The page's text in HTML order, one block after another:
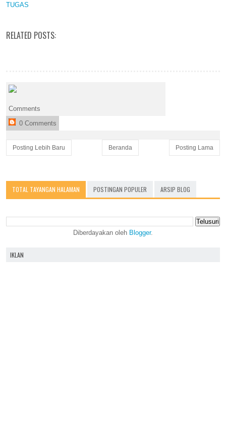
TUGAS
RELATED POSTS:
Comments
0 Comments
Posting Lebih Baru Posting Lama
Beranda
TOTAL TAYANGAN HALAMAN POSTINGAN POPULER ARSIP BLOG
Diberdayakan oleh Blogger.
IKLAN